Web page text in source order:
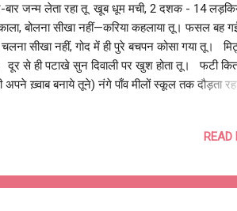
जन्म लेता रहा तू खूब धूम मची, 2 दशक - 14
बोलना सीखा नहीं—करिया कहलाया तू। फसल बह
सीखा नहीं, गोद में ही पुरे बचपन कोसा गया तू।
से ही पटाखे सुन दिवाली पर खुश होता तू। फटी
अपने ख़्वाब बनाये तूने) नंगे पाँव मीलों स्कूल तक दौड़ता
तानों से, कभी गालियों से बौखलाया तू। लातें सहकर
READ